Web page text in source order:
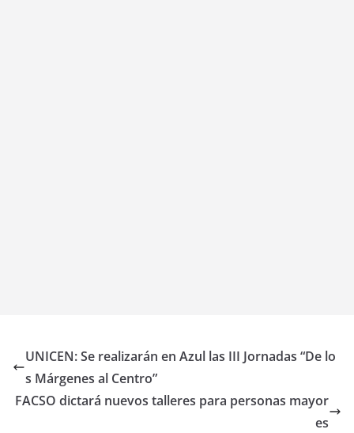
UNICEN: Se realizarán en Azul las III Jornadas “De lo
s Márgenes al Centro”
FACSO dictará nuevos talleres para personas mayor
es